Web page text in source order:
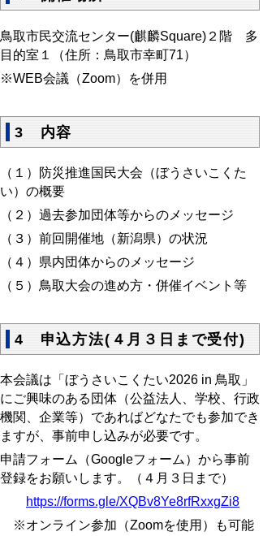
鳥取市民交流センター(麒麟Square)２階 多
目的室１
（住所：鳥取市幸町71）
※WEB会議（Zoom）を併用
3 内容
（１）防災推進国民大会（ぼうさいこくた
い）の概要
（２）過去参加団体等からのメッセージ
（３）前回開催地（新潟県）の状況
（４）県内団体からのメッセージ
（５）鳥取大会の進め方・併催イベント等
4 申込方法(４月３日まで受付)
本会議は「ぼうさいこくたい2026 in 鳥取」
にご興味のある団体（公益法人、学校、行政
機関、企業等）であればどなたでも参加でき
ますが、事前申し込みが必要です。
申請フォーム（Googleフォーム）から事前
登録をお願いします。（４月３日まで）
https://forms.gle/XQBv8Ye8rfRxxgZi8
※オンライン参加（Zoomを使用）も可能